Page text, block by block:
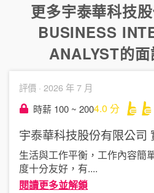
更多宇泰華科技
BUSINESS
ANALYST的
評價 · 2026 年 7 月
時薪 100 ~ 2004.0 分
宇泰華科技股份有限公司
生活與工作平衡，工作內容簡
度十分友好，有....
閱讀更多並解鎖